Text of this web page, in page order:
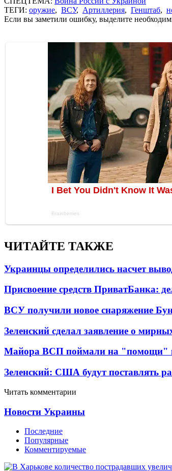
ТЕГИ: оружие, ВСУ, Артиллерия, Генштаб,
Если вы заметили ошибку, выделите
ЧИТАЙТЕ ТАКЖЕ
Украинцы определились насчет
Присвоение средств ПриватБанка:
ВСУ получили новое снаряжение
Зеленский сделал заявление о
Майора ВСП поймали на "помощи"
Зеленский: США будут поставлять
Читать комментарии
Новости Украины
Последние
Популярные
Комментируемые